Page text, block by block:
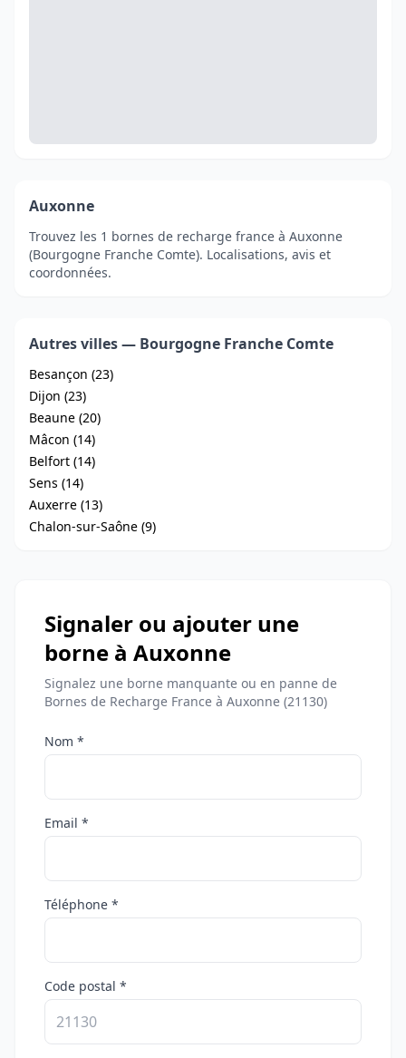
Auxonne
Trouvez les 1 bornes de recharge france à Auxonne
(Bourgogne Franche Comte). Localisations, avis et
coordonnées.
Autres villes — Bourgogne Franche Comte
Besançon (23)
Dijon (23)
Beaune (20)
Mâcon (14)
Belfort (14)
Sens (14)
Auxerre (13)
Chalon-sur-Saône (9)
Signaler ou ajouter une
borne à Auxonne
Signalez une borne manquante ou en panne de
Bornes de Recharge France à Auxonne (21130)
Nom *
Email *
Téléphone *
Code postal *